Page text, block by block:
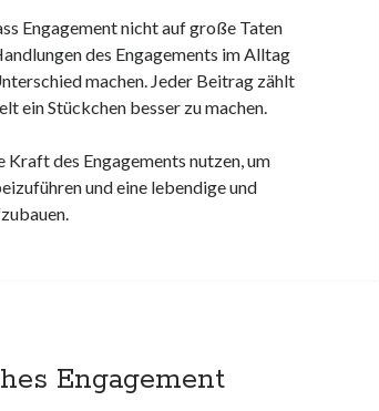
Engagement nicht auf große Taten
des Engagements im Alltag
machen. Jeder Beitrag zählt
ein Stückchen besser zu machen.
Kraft des Engagements nutzen, um
und eine lebendige und
Engagement